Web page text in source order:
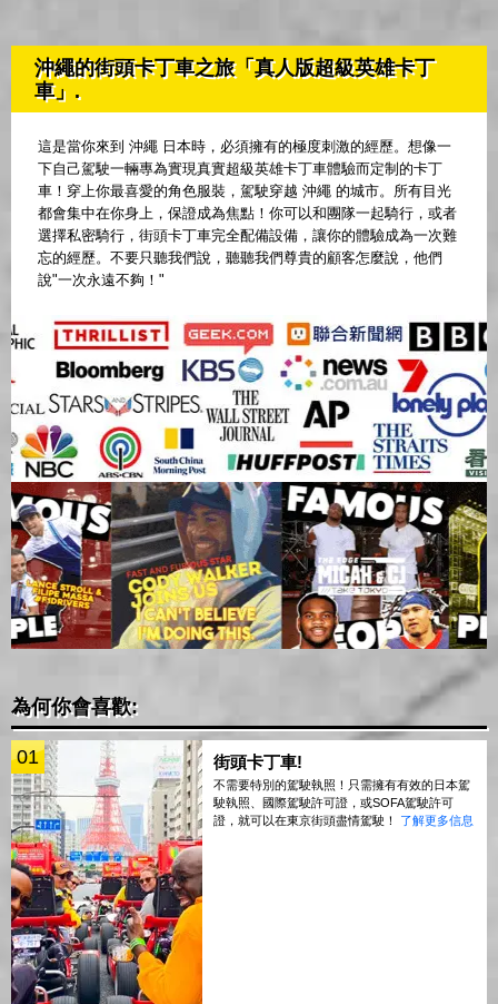
沖繩的街頭卡丁車之旅「真人版超級英雄卡丁
車」.
這是當你來到 沖繩 日本時，必須擁有的極度刺激的經歷。想像一
下自己駕駛一輛專為實現真實超級英雄卡丁車體驗而定制的卡丁
車！穿上你最喜愛的角色服裝，駕駛穿越 沖繩 的城市。所有目光
都會集中在你身上，保證成為焦點！你可以和團隊一起騎行，或者
選擇私密騎行，街頭卡丁車完全配備設備，讓你的體驗成為一次難
忘的經歷。不要只聽我們說，聽聽我們尊貴的顧客怎麼說，他們
說"一次永遠不夠！"
為何你會喜歡:
01 街頭卡丁車!
不需要特別的駕駛執照！只需擁有有效的日本駕
駛執照、國際駕駛許可證，或SOFA駕駛許可
證，就可以在東京街頭盡情駕駛！ 了解更多信息